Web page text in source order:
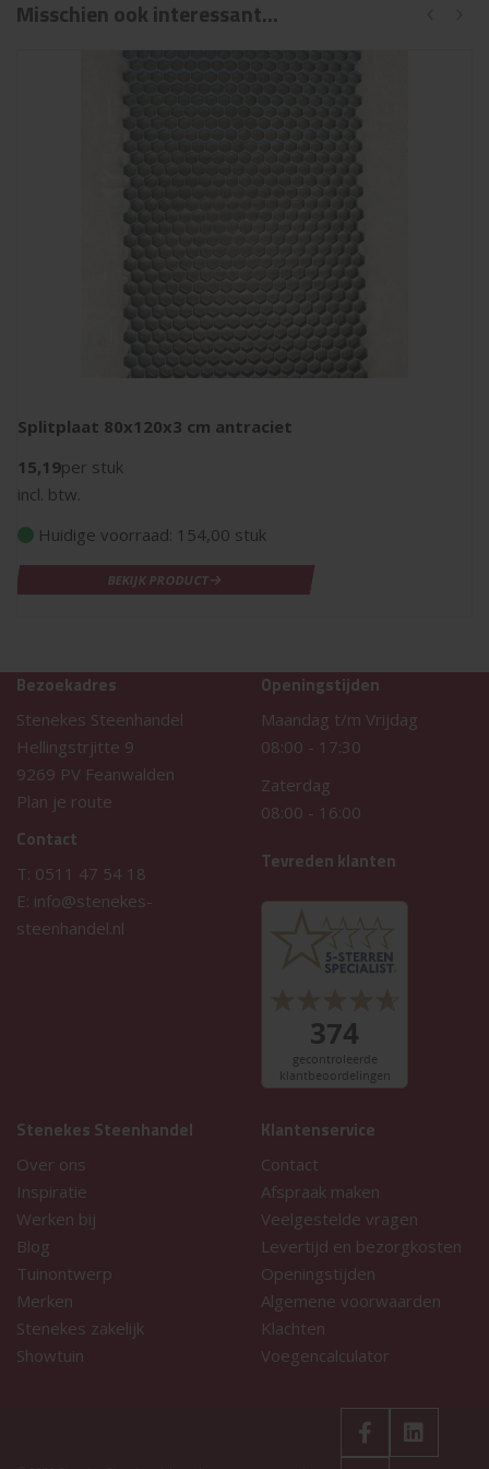
Misschien ook interessant...
Splitplaat 80x120x3 cm antraciet
15,19per stuk
incl. btw.
Huidige voorraad: 154,00 stuk
BEKIJK PRODUCT
Bezoekadres
Stenekes Steenhandel
Hellingstrjitte 9
9269 PV Feanwalden
Plan je route
Contact
T: 0511 47 54 18
E: info@stenekes-
steenhandel.nl
Openingstijden
Maandag t/m Vrijdag
08:00 - 17:30
Zaterdag
08:00 - 16:00
Tevreden klanten
Stenekes Steenhandel
Over ons
Inspiratie
Werken bij
Blog
Tuinontwerp
Merken
Stenekes zakelijk
Showtuin
Klantenservice
Contact
Afspraak maken
Veelgestelde vragen
Levertijd en bezorgkosten
Openingstijden
Algemene voorwaarden
Klachten
Voegencalculator